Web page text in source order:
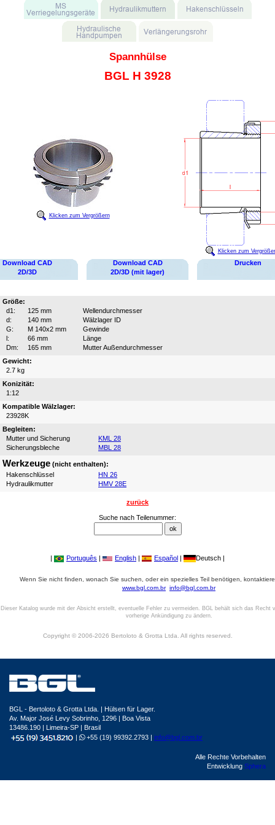
Spannhülse
BGL H 3928
Klicken zum Vergrößern
Klicken zum
Download CAD
2D/3D
Download CAD
2D/3D (mit lager)
Drucken
Größe:
d1:
125 mm
Wellendurchmesser
d:
140 mm
Wälzlager ID
G:
M 140x2 mm
Gewinde
l:
66 mm
Länge
Dm:
165 mm
Mutter Außendurchmesser
Gewicht:
2.7 kg
Konizität:
1:12
Kompatible Wälzlager:
23928K
Begleiten:
Mutter und Sicherung
KML 28
Sicherungsbleche
MBL 28
Werkzeuge (nicht enthalten):
Hakenschlüssel
HN 26
Hydraulikmutter
HMV 28E
zurück
Suche nach Teilenummer:
| Português | English | Español | Deutsch |
Wenn Sie nicht finden, wonach Sie suchen, oder ein spezielles Teil benötigen,
www.bgl.com.br info@bgl.com.br
Dieser Katalog wurde mit der Absicht erstellt, eventuelle Fehler zu vermeiden. BGL behält sich das Recht
vorherige Ankündigung zu ändern.
Copyright © 2006-2026 Bertoloto & Grotta Ltda. All rights reserved.
BGL - Bertoloto & Grotta Ltda. | Hülsen für Lager.
Av. Major José Levy Sobrinho, 1296 | Boa Vista
13486.190 | Limeira-SP | Brasil
|
+55 (19) 99392.2793 | info@bgl.com.br
Alle Rechte Vorbehalten
Entwicklung Sphera